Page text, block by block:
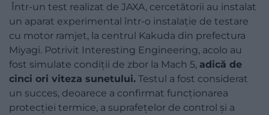
Într-un test realizat de JAXA, cercetătorii au instalat
un aparat experimental într-o instalație de testare
cu motor ramjet, la centrul Kakuda din prefectura
Miyagi. Potrivit Interesting Engineering, acolo au
fost simulate condiții de zbor la Mach 5, adică de
cinci ori viteza sunetului. Testul a fost considerat
un succes, deoarece a confirmat funcționarea
protecției termice, a suprafețelor de control și a